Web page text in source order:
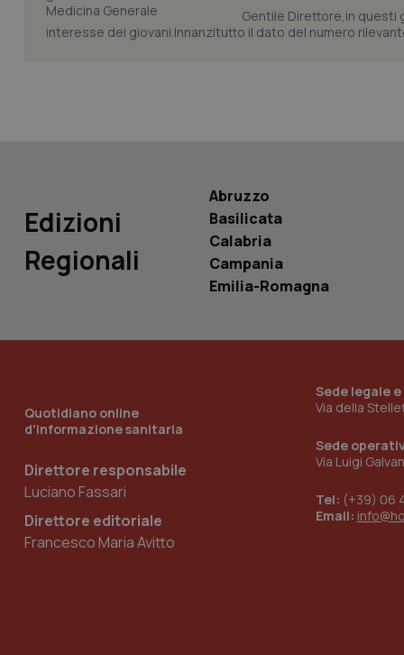
Gentile Direttore,in questi
interesse dei giovani.Innanzitutto il dato del numero
Edizioni
Regionali
Abruzzo
Basilicata
Calabria
Campania
Emilia-Romagna
Quotidiano online
d'informazione sanitaria
Direttore responsabile
Luciano Fassari
Direttore editoriale
Francesco Maria Avitto
Sede legale
Via della
Sede
Via Luigi
Tel: (+39) 06
Email:
_ga_0VMQEQKQ1N
named-enable